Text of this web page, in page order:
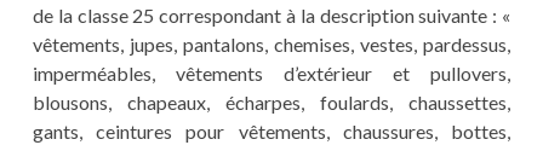
de la classe 25 correspondant à la description suivante : «
vêtements, jupes, pantalons, chemises, vestes, pardessus,
imperméables, vêtements d’extérieur et pullovers,
blousons, chapeaux, écharpes, foulards, chaussettes,
gants, ceintures pour vêtements, chaussures, bottes,